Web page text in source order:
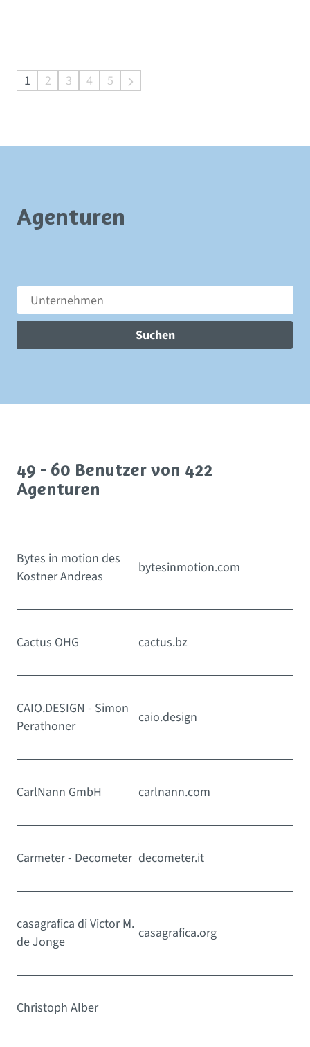
1 2 3 4 5
Agenturen
Suchen
49 - 60 Benutzer von 422
Agenturen
Bytes in motion des
Kostner Andreas
bytesinmotion.com
Cactus OHG cactus.bz
CAIO.DESIGN - Simon
Perathoner
caio.design
CarlNann GmbH carlnann.com
Carmeter - Decometer decometer.it
casagrafica di Victor M.
de Jonge
casagrafica.org
Christoph Alber